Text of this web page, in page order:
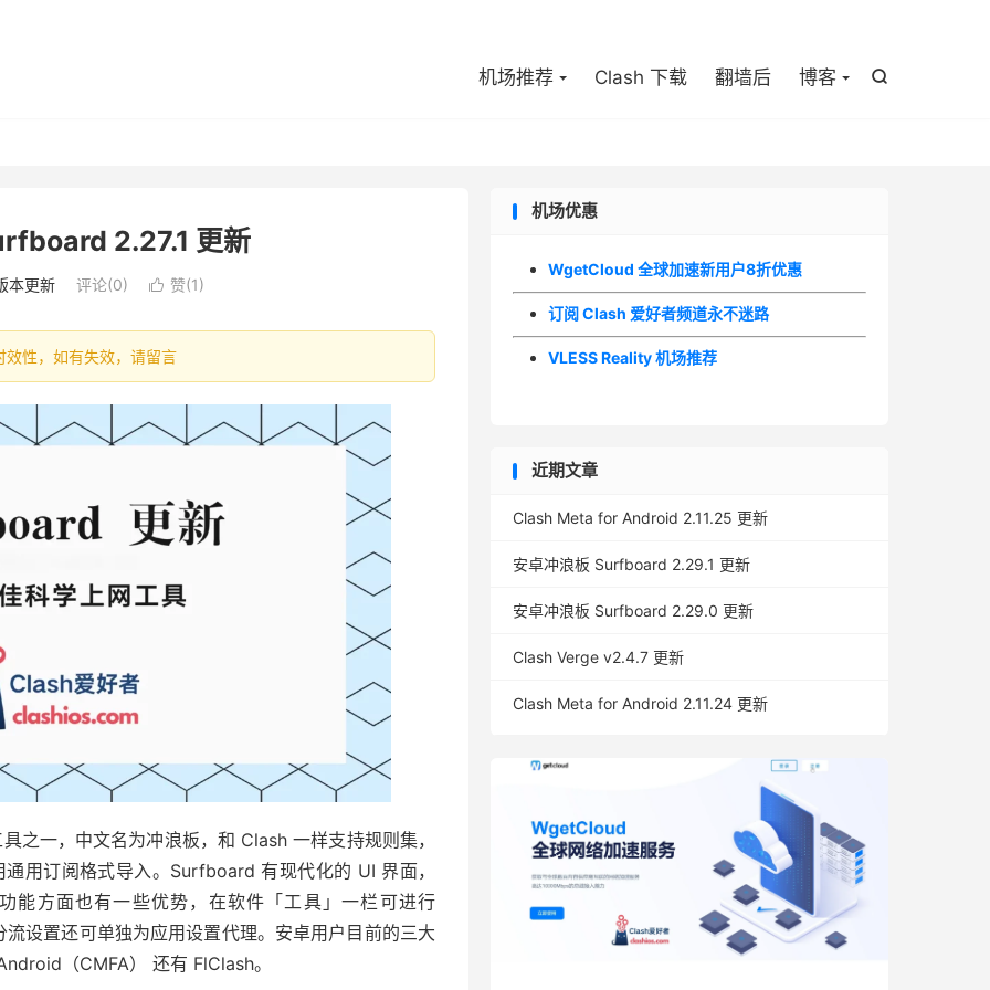

机场推荐 Clash 下载 翻墙后 博客
2.27.1 更新
本更新 评论(0)  赞(1)
性，如有失效，请留言
一，中文名为冲浪板，和 Clash 一样支持规则集，
用订阅格式导入。Surfboard 有现代化的 UI 界面，
能方面也有一些优势，在软件「工具」一栏可进行
设置还可单独为应用设置代理。安卓用户目前的三大
（CMFA） 还有 FlClash。
机场优惠
WgetCloud 全球加速新用户8折优惠
订阅 Clash 爱好者频道永不迷路
VLESS Reality 机场推荐
近期文章
Clash Meta for Android 2.11.25 更新
安卓冲浪板 Surfboard 2.29.1 更新
安卓冲浪板 Surfboard 2.29.0 更新
Clash Verge v2.4.7 更新
Clash Meta for Android 2.11.24 更新